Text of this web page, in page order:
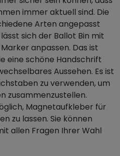
immer aktuell sind. Die
Arten angepasst
sich der Ballot Bin mit
anpassen. Das ist
eine schöne Handschrift
Aussehen. Es ist
zu verwenden, um
zusammenzustellen.
Magnetaufkleber für
zu lassen. Sie können
allen Fragen Ihrer Wahl